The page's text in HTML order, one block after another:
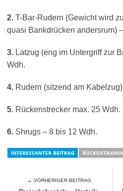
2. T-Bar-Rudern (Gewicht wird
quasi Bankdrücken andersrum)
3. Latzug (eng im Untergriff zur
Wdh.
4. Rudern (sitzend am
5. Rückenstrecker max. 25 Wdh.
6. Shrugs – 8 bis 12 Wdh.
INTERESSANTER BEITRAG
← VORHERIGER BEITRAG